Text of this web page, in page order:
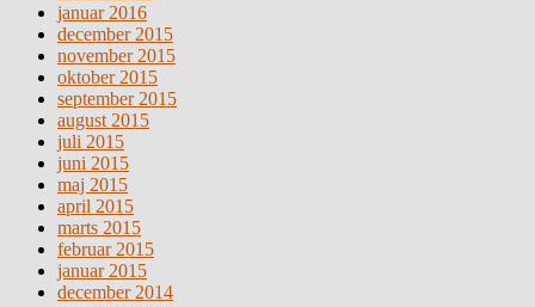
januar 2016
december 2015
november 2015
oktober 2015
september 2015
august 2015
juli 2015
juni 2015
maj 2015
april 2015
marts 2015
februar 2015
januar 2015
december 2014